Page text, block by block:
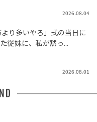
2026.08.04
より多いやろ」式の当日に
従妹に、私が黙っ...
2026.08.01